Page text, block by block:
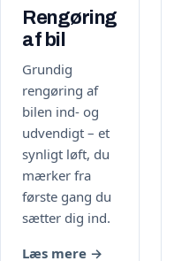
Rengøring
af bil
Grundig
rengøring af
bilen ind- og
udvendigt – et
synligt løft, du
mærker fra
første gang du
sætter dig ind.
Læs mere →